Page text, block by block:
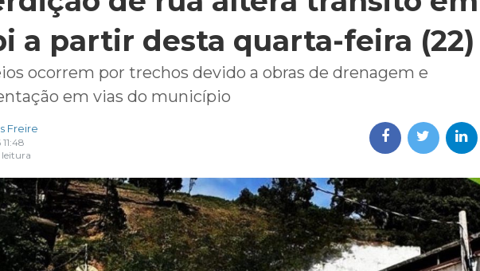
a partir desta quarta-feira (22)
ocorrem por trechos devido a obras de drenagem e
em vias do município
Freire
leitura